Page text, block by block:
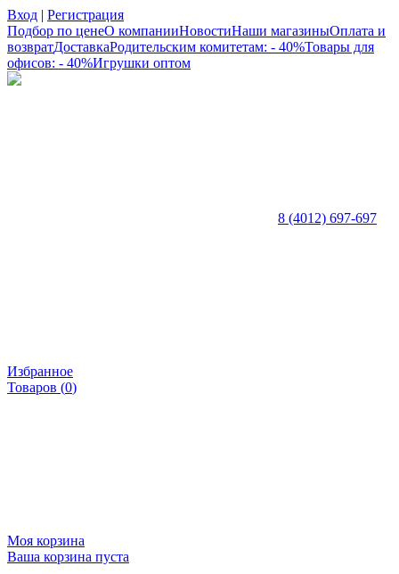
Вход | Регистрация
Подбор по ценеО компанииНовостиНаши магазиныОплата и
возвратДоставкаРодительским комитетам: - 40%Товары для
офисов: - 40%Игрушки оптом
8 (4012) 697-697
Избранное
Товаров (0)
Моя корзина
Ваша корзина пуста